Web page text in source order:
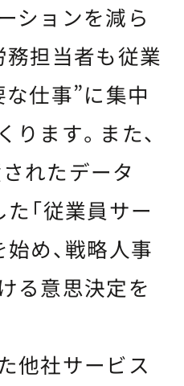
ションを減ら
務担当者も従業
仕事”に集中
ます。また、
れたデータ
「従業員サー
め、戦略人事
る意思決定を
他社サービス